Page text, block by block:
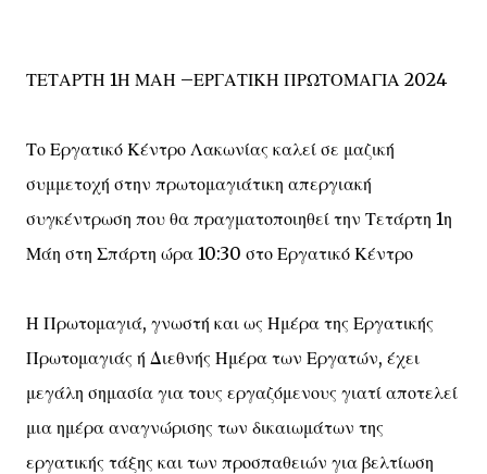
ΤΕΤΑΡΤΗ 1Η ΜΑΗ –ΕΡΓΑΤΙΚΗ ΠΡΩΤΟΜΑΓΙΑ 2024
Το Εργατικό Κέντρο Λακωνίας καλεί σε μαζική
συμμετοχή στην πρωτομαγιάτικη απεργιακή
συγκέντρωση που θα πραγματοποιηθεί την Τετάρτη 1η
Μάη στη Σπάρτη ώρα 10:30 στο Εργατικό Κέντρο
Η Πρωτομαγιά, γνωστή και ως Ημέρα της Εργατικής
Πρωτομαγιάς ή Διεθνής Ημέρα των Εργατών, έχει
μεγάλη σημασία για τους εργαζόμενους γιατί αποτελεί
μια ημέρα αναγνώρισης των δικαιωμάτων της
εργατικής τάξης και των προσπαθειών για βελτίωση